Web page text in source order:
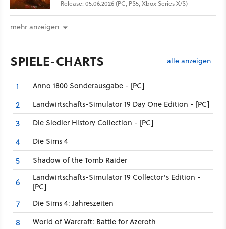
Release: 05.06.2026 (PC, PS5, Xbox Series X/S)
mehr anzeigen
SPIELE-CHARTS alle anzeigen
1 Anno 1800 Sonderausgabe - [PC]
2 Landwirtschafts-Simulator 19 Day One Edition - [PC]
3 Die Siedler History Collection - [PC]
4 Die Sims 4
5 Shadow of the Tomb Raider
6
Landwirtschafts-Simulator 19 Collector's Edition -
[PC]
7 Die Sims 4: Jahreszeiten
8 World of Warcraft: Battle for Azeroth